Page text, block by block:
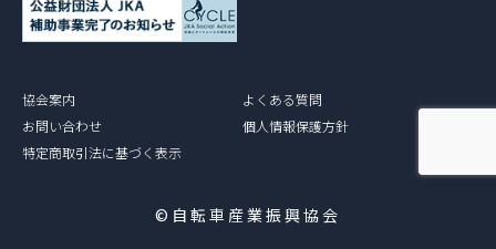
協会案内
よくある質問
お問い合わせ
個人情報保護方針
特定商取引法に基づく表示
©自転車産業振興協会